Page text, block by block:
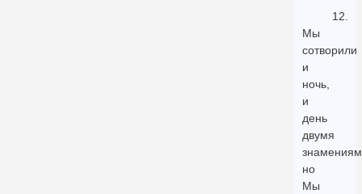
12.
Мы
сотворили
и
ночь,
и
день
двумя
но
Мы